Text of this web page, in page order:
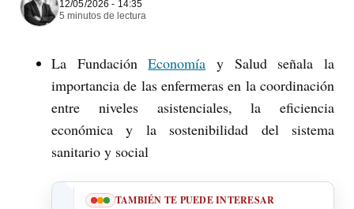
12/05/2026 - 14:35
5 minutos de lectura
La FundaciónEconomía y Salud señala la
importancia de las enfermeras en la coordinación
entre niveles asistenciales, la eficiencia
económica y la sostenibilidad del sistema
sanitario y social
TAMBIÉN TE PUEDE INTERESAR